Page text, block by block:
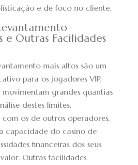
e de foco no cliente.
e Outras Facilidades
mais altos são um
para os jogadores VIP,
grandes quantias
destes limites,
os de outros operadores,
capacidade do casino de
financeiras dos seus
Outras facilidades